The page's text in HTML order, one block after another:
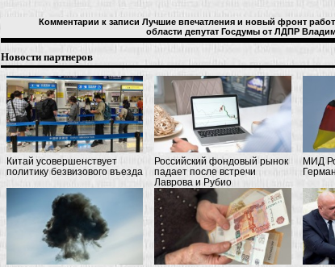
Комментарии к записи Лучшие впечатления и новый фронт
области депутат Госдумы от ЛДПР
Новости партнеров
Китай усовершенствует
политику безвизового въезда
Российский фондовый рынок
падает после встречи
Лаврова и Рубио
МИД